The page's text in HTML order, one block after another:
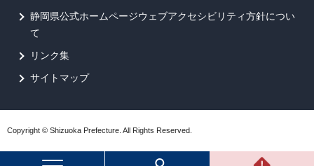
静岡県公式ホームページウェブアクセシビリティ方針につい
て
リンク集
サイトマップ
Copyright © Shizuoka Prefecture. All Rights Reserved.